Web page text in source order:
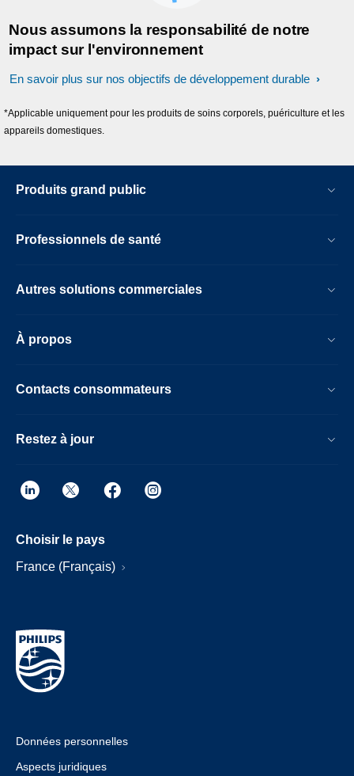
Nous assumons la responsabilité de notre
impact sur l'environnement
En savoir plus sur nos objectifs de développement durable
*Applicable uniquement pour les produits de soins corporels, puériculture et les
appareils domestiques.
Produits grand public
Professionnels de santé
Autres solutions commerciales
À propos
Contacts consommateurs
Restez à jour
Choisir le pays
France (Français)
Données personnelles
Aspects juridiques